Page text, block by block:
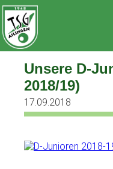
Zum
Inhalt
springen
Unsere D-
2018/19)
17.09.2018